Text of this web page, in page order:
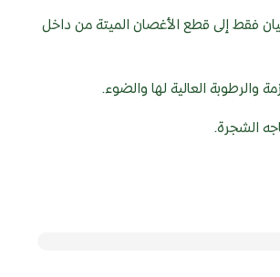
فقط إلى قطع الأغصان الميتة من داخل
والرطوبة العالية لها والضوء.
الشجرة.